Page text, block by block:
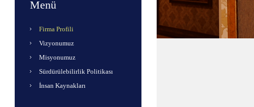
Menü
Firma Profili
Vizyonumuz
Misyonumuz
Sürdürülebilirlik Politikası
İnsan Kaynakları